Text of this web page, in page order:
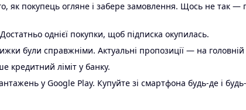
як покупець огляне і забере замовлення. Щось не так
однієї покупки, щоб підписка окупилась.
були справжніми. Актуальні пропозиції — на головній
кредитний ліміт у банку.
у Google Play. Купуйте зі смартфона будь-де і